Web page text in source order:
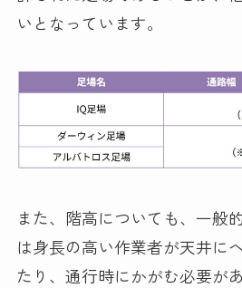
いとなっています。
また、階高についても、一般
は身長の高い作業者が天井に
たり、通行時にかがむ必要が